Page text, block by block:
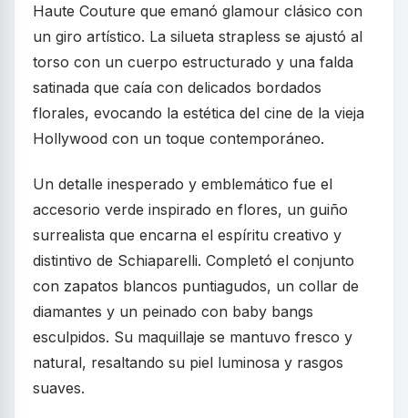
Haute Couture que emanó glamour clásico con
un giro artístico. La silueta strapless se ajustó al
torso con un cuerpo estructurado y una falda
satinada que caía con delicados bordados
florales, evocando la estética del cine de la vieja
Hollywood con un toque contemporáneo.
Un detalle inesperado y emblemático fue el
accesorio verde inspirado en flores, un guiño
surrealista que encarna el espíritu creativo y
distintivo de Schiaparelli. Completó el conjunto
con zapatos blancos puntiagudos, un collar de
diamantes y un peinado con baby bangs
esculpidos. Su maquillaje se mantuvo fresco y
natural, resaltando su piel luminosa y rasgos
suaves.